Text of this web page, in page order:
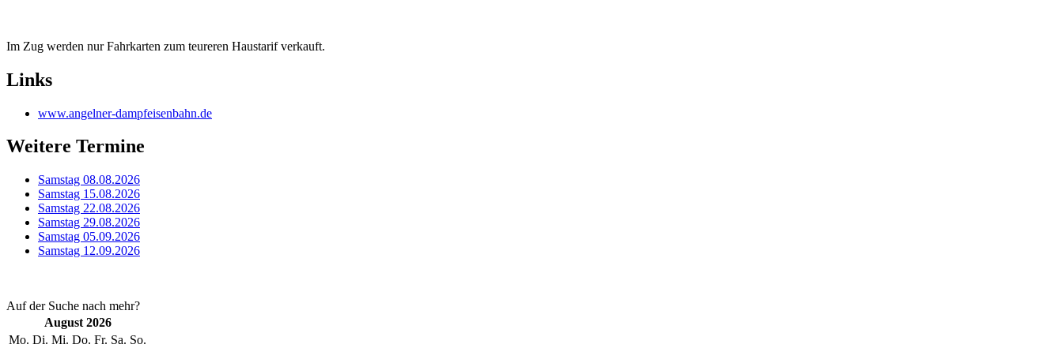
Im Zug werden nur Fahrkarten zum teureren Haustarif verkauft.
Links
www.angelner-dampfeisenbahn.de
Weitere Termine
Samstag 08.08.2026
Samstag 15.08.2026
Samstag 22.08.2026
Samstag 29.08.2026
Samstag 05.09.2026
Samstag 12.09.2026
Auf der Suche nach mehr?
August 2026
Mo. Di. Mi. Do. Fr. Sa. So.